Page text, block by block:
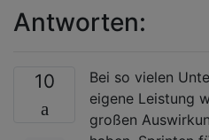
Antworten:
10
Bei so vielen
eigene Leistung
großen